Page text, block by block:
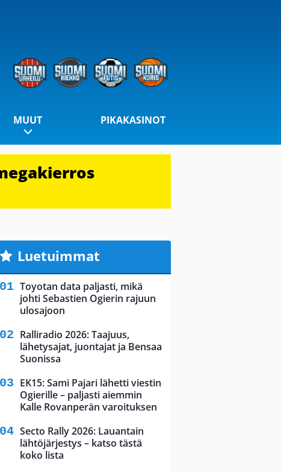
MUUT PIKAKASINOT
Luetuimmat
Toyotan data paljasti, mikä
johti Sebastien Ogierin rajuun
ulosajoon
Ralliradio 2026: Taajuus,
lähetysajat, juontajat ja Bensaa
Suonissa
EK15: Sami Pajari lähetti viestin
Ogierille – paljasti aiemmin
Kalle Rovanperän varoituksen
Secto Rally 2026: Lauantain
lähtöjärjestys – katso tästä
koko lista